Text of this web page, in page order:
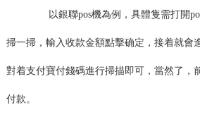
以銀聯pos機為例，具體隻需打開
掃一掃，輸入收款金額點擊确定，接着就會
對着支付寶付錢碼進行掃描即可，當然了，
付款。